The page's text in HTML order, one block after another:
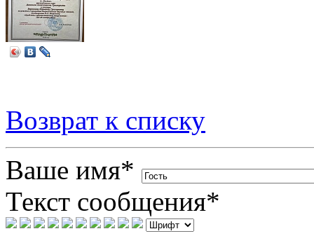
Возврат к списку
Ваше имя*
Текст сообщения*